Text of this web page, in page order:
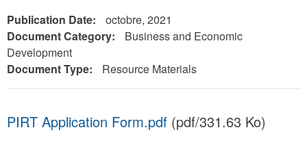
Publication Date:
octobre, 2021
Document Category:
Business and Economic
Development
Document Type:
Resource Materials
PIRT Application Form.pdf (pdf/331.63 Ko)